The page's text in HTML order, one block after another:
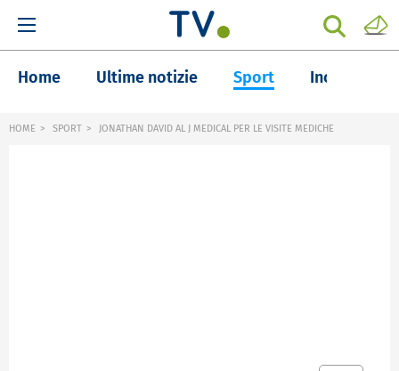
Home Ultime notizie Sport Inchieste
HOME SPORT JONATHAN DAVID AL J MEDICAL PER LE VISITE MEDICHE